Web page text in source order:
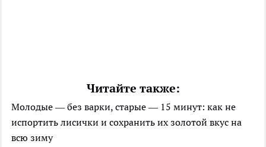
Читайте также:
Молодые — без варки, старые — 15 минут: как не
испортить лисички и сохранить их золотой вкус на
всю зиму